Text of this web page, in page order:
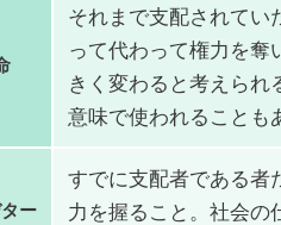
それまで支配されてい
って代わって権力を奪
きく変わる と考えられ
意味で使われることも
ー
すでに支配者である者
力を握ること。 社会の